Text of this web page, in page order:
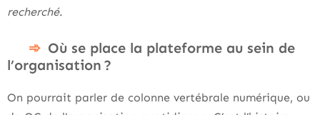
recherché.
Où se place la plateforme au sein de
l’organisation ?
On pourrait parler de colonne vertébrale numérique, ou